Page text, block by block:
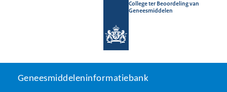
College ter Beoordeling van
Geneesmiddelen
Geneesmiddeleninformatiebank
U
Geneesmiddeleninformatiebank